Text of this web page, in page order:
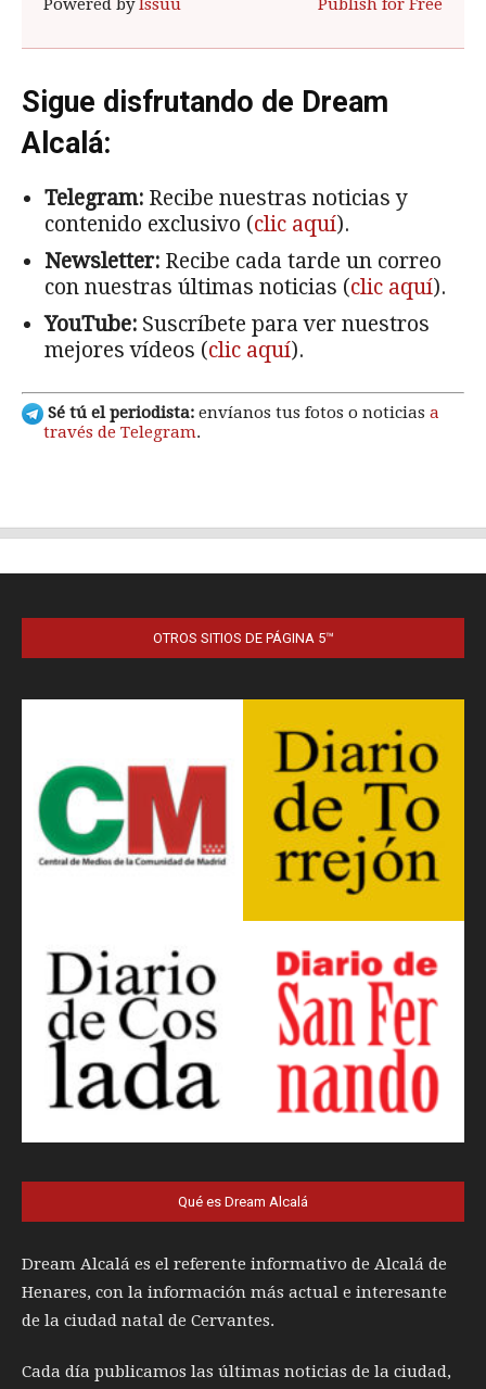
OTROS SITIOS DE PÁGINA 5™
Qué es Dream Alcalá
Dream Alcalá es el referente informativo de Alcalá de
Henares, con la información más actual e interesante
de la ciudad natal de Cervantes.
Cada día publicamos las últimas noticias de la ciudad,